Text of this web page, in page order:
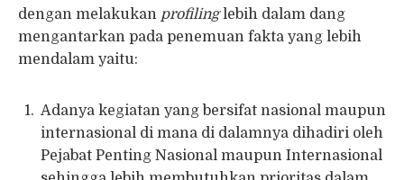
dengan melakukan profilinglebih dalam dang
mengantarkan pada penemuan fakta yang lebih
mendalam yaitu:
Adanya kegiatan yang bersifat nasional maupun
internasional di mana di dalamnya dihadiri oleh
Pejabat Penting Nasional maupun Internasional